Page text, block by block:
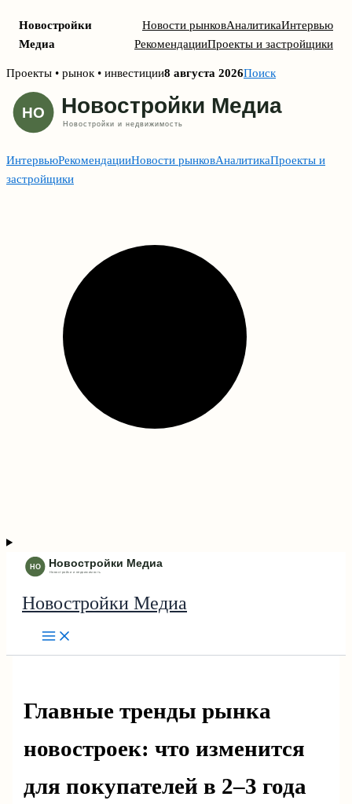
Новостройки
Медиа
Новости рынковАналитикаИнтервью
РекомендацииПроекты и застройщики
Skip
content
Проекты • рынок • инвестиции8 августа 2026Поиск
ИнтервьюРекомендацииНовости рынковАналитикаПроекты и
застройщики
Новостройки Медиа
Главные тренды рынка
новостроек: что изменится
для покупателей в 2–3 года